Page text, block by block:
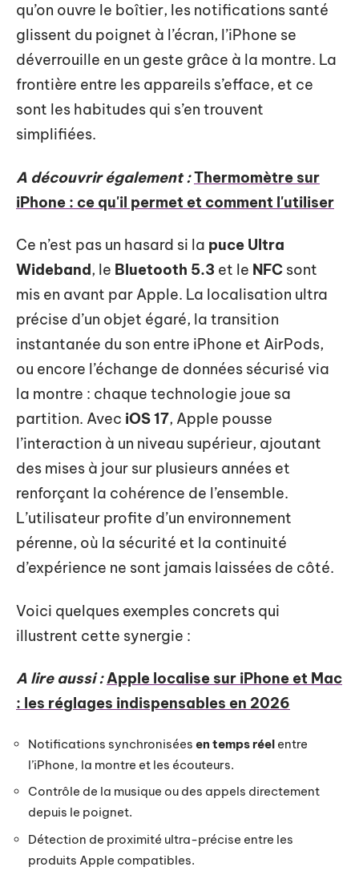
qu’on ouvre le boîtier, les notifications santé
glissent du poignet à l’écran, l’iPhone se
déverrouille en un geste grâce à la montre. La
frontière entre les appareils s’efface, et ce
sont les habitudes qui s’en trouvent
simplifiées.
A découvrir également :Thermomètre sur
iPhone : ce qu'il permet et comment l'utiliser
Ce n’est pas un hasard si la puce Ultra
Wideband, le Bluetooth 5.3 et le NFC sont
mis en avant par Apple. La localisation ultra
précise d’un objet égaré, la transition
instantanée du son entre iPhone et AirPods,
ou encore l’échange de données sécurisé via
la montre : chaque technologie joue sa
partition. Avec iOS 17, Apple pousse
l’interaction à un niveau supérieur, ajoutant
des mises à jour sur plusieurs années et
renforçant la cohérence de l’ensemble.
L’utilisateur profite d’un environnement
pérenne, où la sécurité et la continuité
d’expérience ne sont jamais laissées de côté.
Voici quelques exemples concrets qui
illustrent cette synergie :
A lire aussi :Apple localise sur iPhone et Mac
: les réglages indispensables en 2026
Notifications synchronisées en temps réel entre
l’iPhone, la montre et les écouteurs.
Contrôle de la musique ou des appels directement
depuis le poignet.
Détection de proximité ultra-précise entre les
produits Apple compatibles.